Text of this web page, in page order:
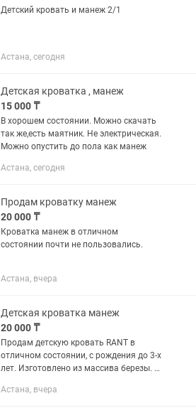
Детский кровать и манеж 2/1
Астана, сегодня
Детская кроватка , манеж
15 000 ₸
В хорошем состоянии. Можно скачать
так же,есть маятник. Не электрическая.
Можно опустить до пола как манеж
Астана, сегодня
Продам кроватку манеж
20 000 ₸
Кроватка манеж в отличном
состоянии почти не пользовались.
Астана, вчера
Детская кроватка манеж
20 000 ₸
Продам детскую кровать RANT в
отличном состоянии, с рождения до 3-х
лет. Изготовлено из массива березы. 2
- 65х95. Цена - 20 000тг. В подарок:
Астана, вчера